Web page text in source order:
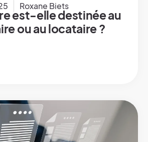
Roxane Biets
est-elle destinée au
ou au locataire ?